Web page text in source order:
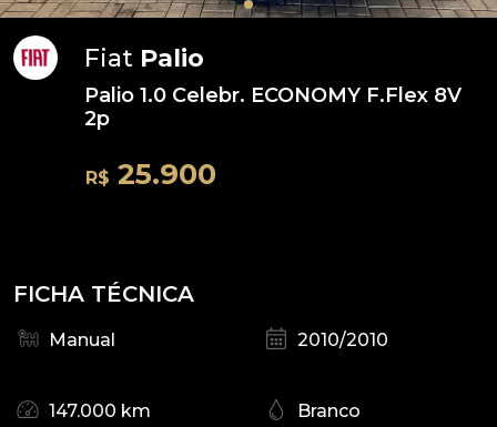
Fiat Palio
Palio 1.0 Celebr. ECONOMY F.Flex 8V
2p
R$ 25.900
FICHA TÉCNICA
Manual 2010/2010
147.000 km Branco